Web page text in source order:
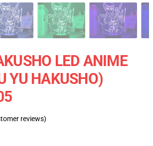
LED ANIME
YU HAKUSHO)
reviews)